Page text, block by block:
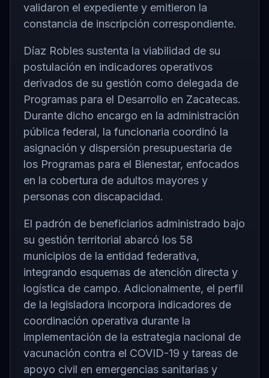
validaron el expediente y emitieron la
constancia de inscripción correspondiente.
Díaz Robles sustenta la viabilidad de su
postulación en indicadores operativos
derivados de su gestión como delegada de
Programas para el Desarrollo en Zacatecas.
Durante dicho encargo en la administración
pública federal, la funcionaria coordinó la
asignación y dispersión presupuestaria de
los Programas para el Bienestar, enfocados
en la cobertura de adultos mayores y
personas con discapacidad.
El padrón de beneficiarios administrado bajo
su gestión territorial abarcó los 58
municipios de la entidad federativa,
integrando esquemas de atención directa y
logística de campo. Adicionalmente, el perfil
de la legisladora incorpora indicadores de
coordinación operativa durante la
implementación de la estrategia nacional de
vacunación contra el COVID-19 y tareas de
apoyo civil en emergencias sanitarias y